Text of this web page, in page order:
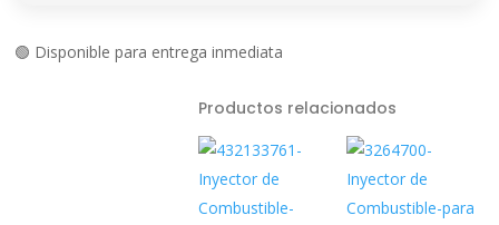
🟢 Disponible para entrega inmediata
Productos relacionados